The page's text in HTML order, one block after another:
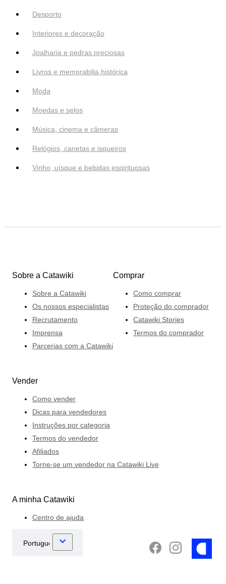
Desporto
Interiores e decoração
Joalharia e pedras preciosas
Livros e memorabilia histórica
Moda
Moedas e selos
Música, cinema e câmeras
Relógios, canetas e isqueiros
Vinho, uísque e bebidas espirituosas
Sobre a Catawiki
Sobre a Catawiki
Os nossos especialistas
Recrutamento
Imprensa
Parcerias com a Catawiki
Comprar
Como comprar
Proteção do comprador
Catawiki Stories
Termos do comprador
Vender
Como vender
Dicas para vendedores
Instruções por categoria
Termos do vendedor
Afiliados
Torne-se um vendedor na Catawiki Live
A minha Catawiki
Centro de ajuda